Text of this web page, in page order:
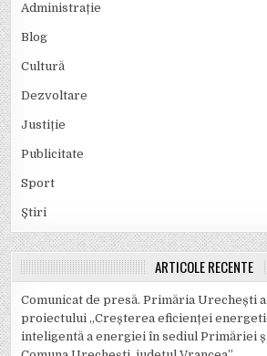
Administrație
Blog
Cultură
Dezvoltare
Justiție
Publicitate
Sport
Știri
ARTICOLE RECENTE
Comunicat de presă. Primăria Urechești
proiectului „Creșterea eficienței
inteligentă a energiei în sediul Primăriei